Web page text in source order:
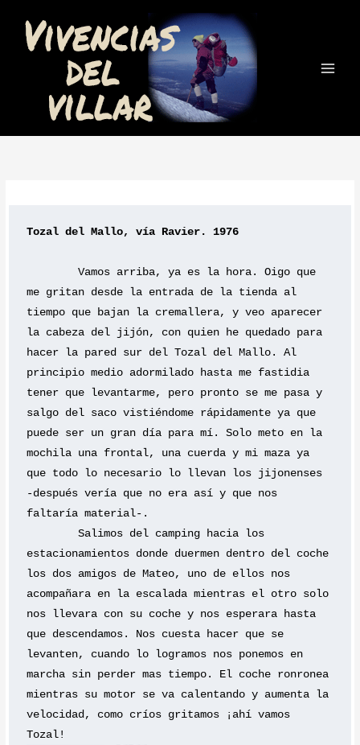
contenido
Tozal del Mallo, vía Ravier. 1976
me gritan desde la entrada de la tienda al
tiempo que bajan la cremallera, y veo aparecer
la cabeza del jijón, con quien he quedado para
hacer la pared sur del Tozal del Mallo. Al
principio medio adormilado hasta me fastidia
tener que levantarme, pero pronto se me pasa y
salgo del saco vistiéndome rápidamente ya que
puede ser un gran día para mí. Solo meto en la
mochila una frontal, una cuerda y mi maza ya
que todo lo necesario lo llevan los jijonenses
-después vería que no era así y que nos
faltaría material-.
estacionamientos donde duermen dentro del coche
los dos amigos de Mateo, uno de ellos nos
acompañara en la escalada mientras el otro solo
nos llevara con su coche y nos esperara hasta
que descendamos. Nos cuesta hacer que se
levanten, cuando lo logramos nos ponemos en
marcha sin perder mas tiempo. El coche ronronea
mientras su motor se va calentando y aumenta la
velocidad, como críos gritamos ¡ahí vamos
Tozal!